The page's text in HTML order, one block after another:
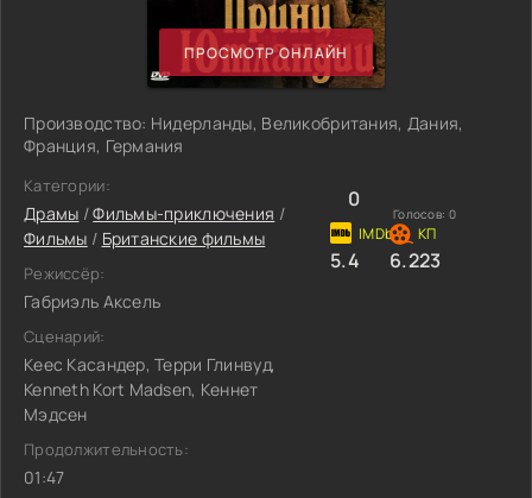
ПРОСМОТР ОНЛАЙН
Производство: Нидерланды, Великобритания, Дания,
Франция, Германия
Категории:
Драмы /Фильмы-приключения /
Фильмы / Британские фильмы
Режиссёр:
Габриэль Аксель
Сценарий:
Кеес Касандер, Терри Глинвуд,
Kenneth Kort Madsen, Кеннет
Мэдсен
Продолжительность:
01:47
0
Голосов: 0
5.4 6.223